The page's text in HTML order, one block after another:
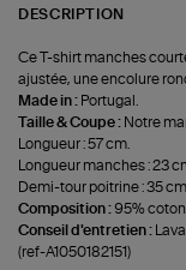
DESCRIPTION
Ce T-shirt manches
ajustée, une encolure
Made in : Portugal.
Taille & Coupe : Notre
Longueur : 57 cm.
Longueur manches : 23
Demi-tour poitrine : 35
Composition : 95%
Conseil d'entretien :
(ref-A1050182151)